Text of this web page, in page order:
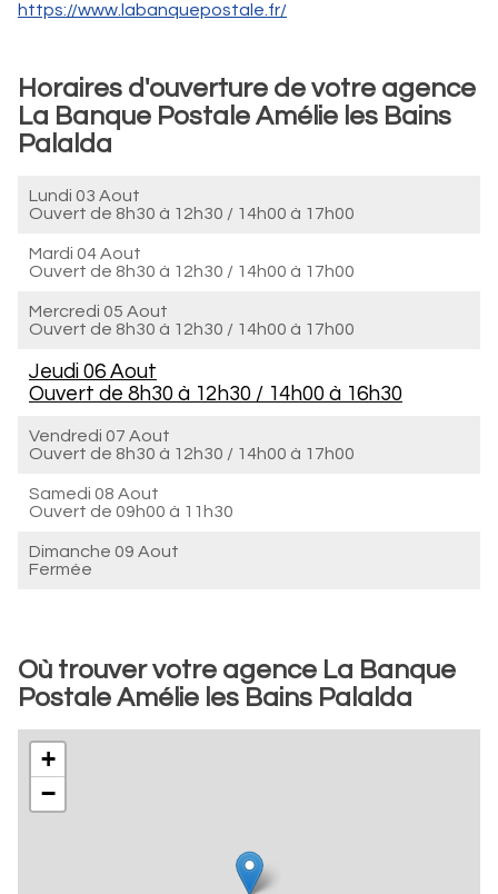
https://www.labanquepostale.fr/
Horaires d'ouverture de votre agence
La Banque Postale Amélie les Bains
Palalda
Lundi 03 Aout
Ouvert de 8h30 à 12h30 / 14h00 à 17h00
Mardi 04 Aout
Ouvert de 8h30 à 12h30 / 14h00 à 17h00
Mercredi 05 Aout
Ouvert de 8h30 à 12h30 / 14h00 à 17h00
Jeudi 06 Aout
Ouvert de 8h30 à 12h30 / 14h00 à 16h30
Vendredi 07 Aout
Ouvert de 8h30 à 12h30 / 14h00 à 17h00
Samedi 08 Aout
Ouvert de 09h00 à 11h30
Dimanche 09 Aout
Fermée
Où trouver votre agence La Banque
Postale Amélie les Bains Palalda
+
−